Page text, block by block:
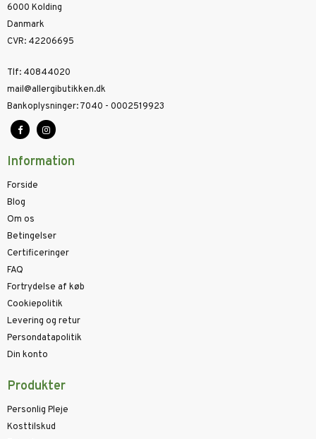
6000 Kolding
Danmark
CVR: 42206695
Tlf: 40844020
mail@allergibutikken.dk
Bankoplysninger:7040 - 0002519923
Information
Forside
Blog
Om os
Betingelser
Certificeringer
FAQ
Fortrydelse af køb
Cookiepolitik
Levering og retur
Persondatapolitik
Din konto
Produkter
Personlig Pleje
Kosttilskud